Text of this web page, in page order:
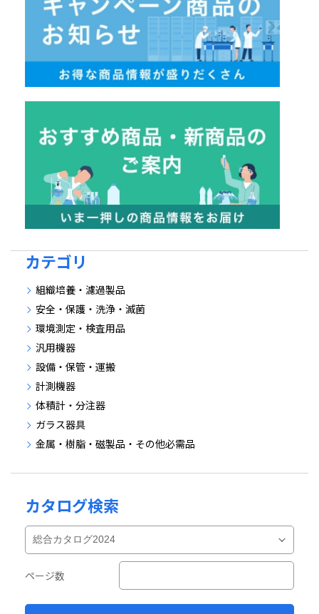
カテゴリ
組織培養・濾過製品
安全・保護・洗浄・滅菌
環境測定・検査用品
汎用機器
設備・保管・運搬
計測機器
体積計・分注器
ガラス器具
金属・樹脂・磁製品・その他必需品
カタログ検索
ページ数